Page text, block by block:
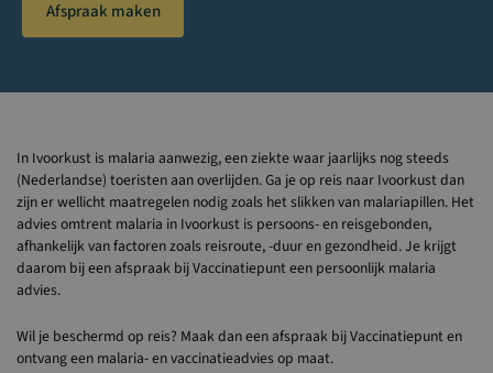
Afspraak maken
In Ivoorkust is malaria aanwezig, een ziekte waar jaarlijks nog steeds
(Nederlandse) toeristen aan overlijden. Ga je op reis naar Ivoorkust dan
zijn er wellicht maatregelen nodig zoals het slikken van malariapillen. Het
advies omtrent malaria in Ivoorkust is persoons- en reisgebonden,
afhankelijk van factoren zoals reisroute, -duur en gezondheid. Je krijgt
daarom bij een afspraak bij Vaccinatiepunt een persoonlijk malaria
advies.
Wil je beschermd op reis? Maak dan een afspraak bij Vaccinatiepunt en
ontvang een malaria- en vaccinatieadvies op maat.